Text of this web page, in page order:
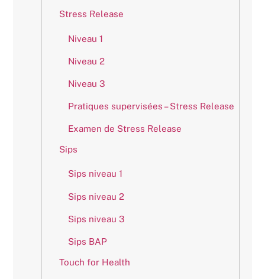
Stress Release
Niveau 1
Niveau 2
Niveau 3
Pratiques supervisées – Stress Release
Examen de Stress Release
Sips
Sips niveau 1
Sips niveau 2
Sips niveau 3
Sips BAP
Touch for Health